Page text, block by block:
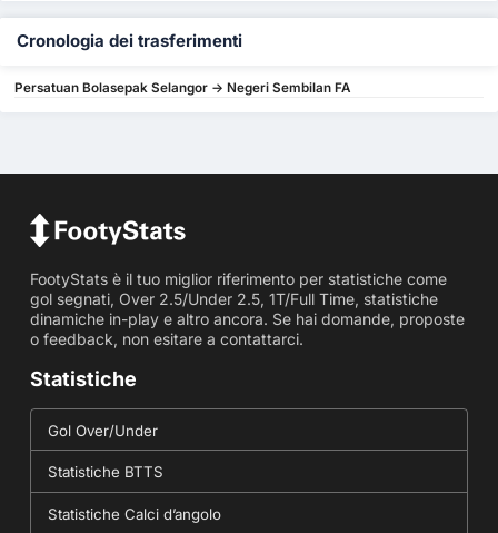
Cronologia dei trasferimenti
Persatuan Bolasepak Selangor -> Negeri Sembilan FA
FootyStats è il tuo miglior riferimento per statistiche come
gol segnati, Over 2.5/Under 2.5, 1T/Full Time, statistiche
dinamiche in-play e altro ancora. Se hai domande, proposte
o feedback, non esitare a contattarci.
Statistiche
Gol Over/Under
Statistiche BTTS
Statistiche Calci d’angolo